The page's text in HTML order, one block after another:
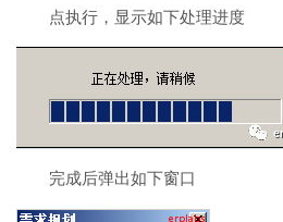
点执行，显示如下处理进度
完成后弹出如下窗口